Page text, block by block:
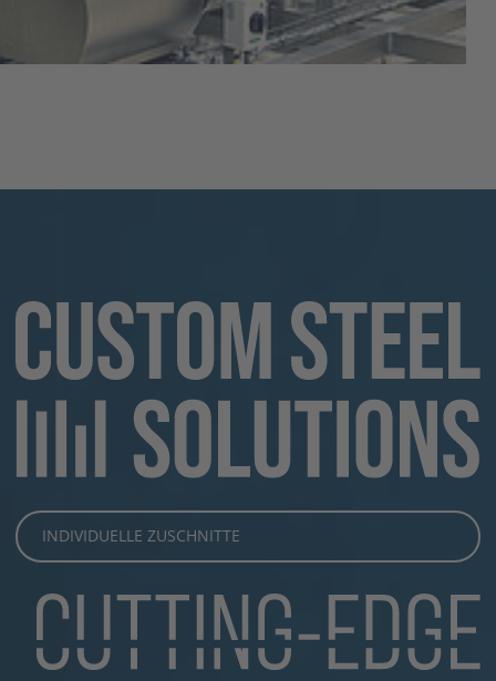
INDIVIDUELLE ZUSCHNITTE